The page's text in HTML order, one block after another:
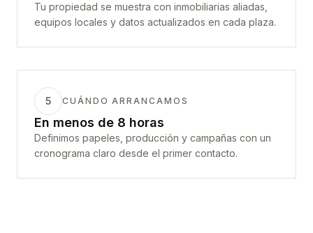
Tu propiedad se muestra con inmobiliarias aliadas,
equipos locales y datos actualizados en cada plaza.
5 CUÁNDO ARRANCAMOS
En menos de 8 horas
Definimos papeles, producción y campañas con un
cronograma claro desde el primer contacto.